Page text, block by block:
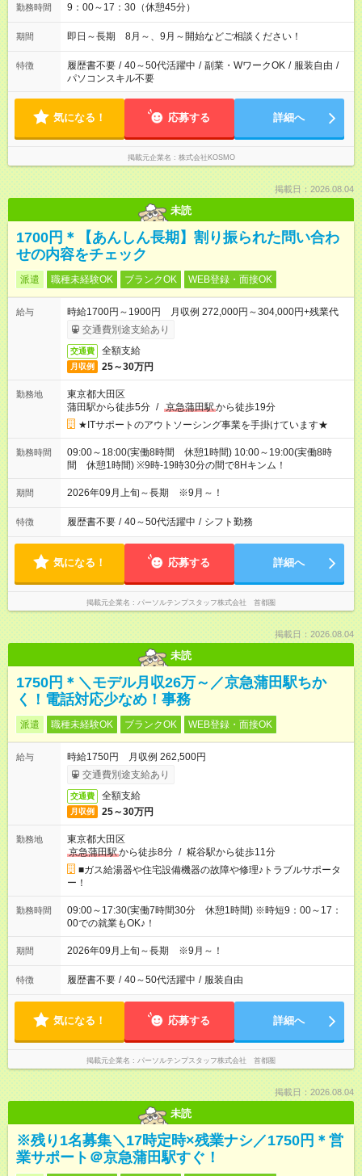
勤務時間 9：00～17：30（休憩45分）
期間 即日～長期 8月～、9月～開始などご相談ください！
特徴 履歴書不要 / 40～50代活躍中 / 副業・WワークOK / 服装自由 /
パソコンスキル不要
気になる！ 応募する 詳細へ
掲載元企業名 株式会社KOSMO
掲載日：2026.08.04
未読
1700円＊【あんしん長期】割り振られた問い合わ
せの内容をチェック
派遣 職種未経験OK ブランクOK WEB登録・面接OK
給与
時給1700円～1900円 月収例 272,000円～304,000円+残業代
交通費別途支給あり
交通費 全額支給
月収例 25～30万円
勤務地
東京都大田区
蒲田駅から徒歩5分 / 京急蒲田駅から徒歩19分
★ITサポートのアウトソーシング事業を手掛けています★
勤務時間
09:00～18:00(実働8時間 休憩1時間) 10:00～19:00(実働8時
間 休憩1時間) ※9時-19時30分の間で8Hキンム！
期間 2026年09月上旬～長期 ※9月～！
特徴 履歴書不要 / 40～50代活躍中 / シフト勤務
気になる！ 応募する 詳細へ
掲載元企業名 パーソルテンプスタッフ株式会社 首都圏
掲載日：2026.08.04
未読
1750円＊＼モデル月収26万～／京急蒲田駅ちか
く！電話対応少なめ！事務
派遣 職種未経験OK ブランクOK WEB登録・面接OK
給与
時給1750円 月収例 262,500円
交通費別途支給あり
交通費 全額支給
月収例 25～30万円
勤務地
東京都大田区
京急蒲田駅から徒歩8分 / 糀谷駅から徒歩11分
■ガス給湯器や住宅設備機器の故障や修理♪トラブルサポータ
ー！
勤務時間
09:00～17:30(実働7時間30分 休憩1時間) ※時短9：00～17：
00での就業もOK♪！
期間 2026年09月上旬～長期 ※9月～！
特徴 履歴書不要 / 40～50代活躍中 / 服装自由
気になる！ 応募する 詳細へ
掲載元企業名 パーソルテンプスタッフ株式会社 首都圏
掲載日：2026.08.04
未読
※残り1名募集＼17時定時×残業ナシ／1750円＊営
業サポート＠京急蒲田駅すぐ！